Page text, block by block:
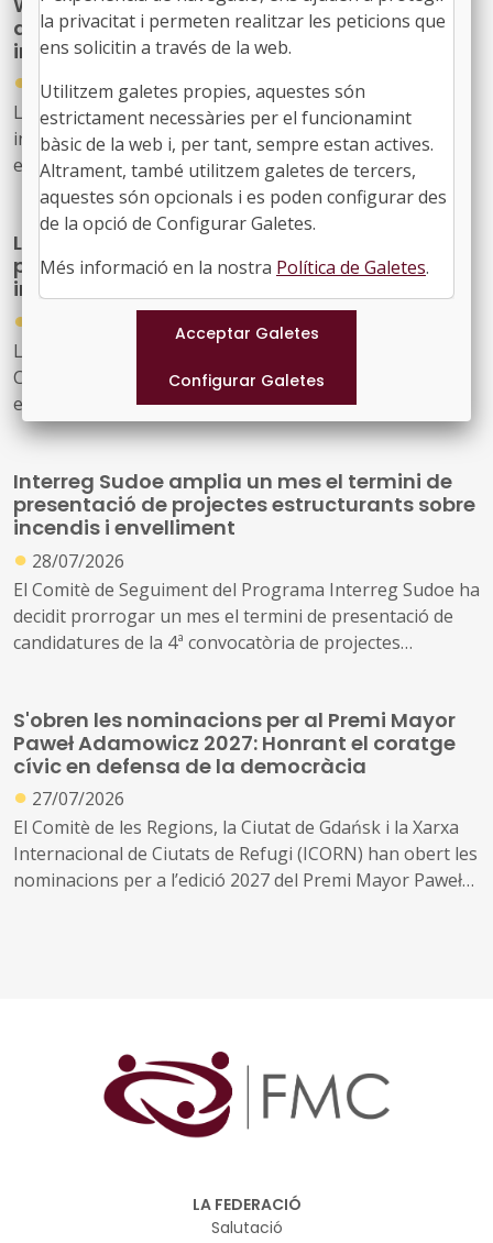
pèrdua de biodiversitat i millorant la gestió dels
recursos naturals.
d'experimentació i compra pública
innovadora
●
30/07/2026
La Comissió Europea convida els agents públics
interessats a participar en un webinar sobre sinergies
entre espais d'experimentació i compra pública
innovadora, que tindrà lloc el 2 de setembre de 2026.
La Comissió Europea presenta un pla d'acció
per reforçar la ciberseguretat i la
intel·ligència artificial
●
La Comissió Europea ha presentat un Pla d'Acció sobre
Ciberseguretat i Intel·ligència Artificial que estableix un
enfocament coordinat perquè els Estats membres, les
empreses i les autoritats públiques es beneficiïn de les
els nous riscos que crea.
Interreg Sudoe amplia un mes el termini de
presentació de projectes estructurants sobre
incendis i envelliment
● 28/07/2026
El Comitè de Seguiment del Programa Interreg Sudoe ha
decidit prorrogar un mes el termini de presentació de
candidatures de la 4ª convocatòria de projectes
S'obren les nominacions per al Premi Mayor
Paweł Adamowicz 2027: Honrant el coratge
cívic en defensa de la democràcia
● 27/07/2026
El Comitè de les Regions, la Ciutat de Gdańsk i la Xarxa
Internacional de Ciutats de Refugi (ICORN) han obert les
nominacions per a l’edició 2027 del Premi Mayor Paweł
LA FEDERACIÓ
Salutació
la privacitat i permeten realitzar les peticions que
ens solicitin a través de la web.
Utilitzem galetes propies, aquestes són
estrictament necessàries per el funcionamint
bàsic de la web i, per tant, sempre estan actives.
Altrament, també utilitzem galetes de tercers,
aquestes són opcionals i es poden configurar des
de la opció de Configurar Galetes.
Més informació en la nostra Política de Galetes.